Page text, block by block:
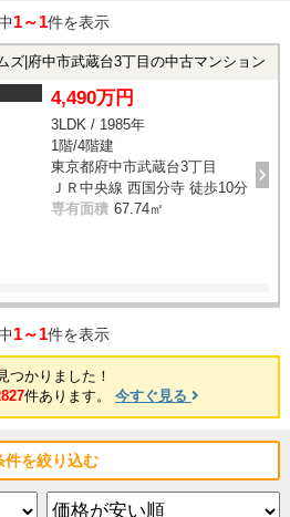
1～1件を表示
ズ|府中市武蔵台3丁目の中古マンション
4,490万円
3LDK / 1985年
1階/4階建
東京都府中市武蔵台3丁目
ＪＲ中央線 西国分寺 徒歩10分
専有面積 67.74㎡
1～1件を表示
つかりました！
件あります。 今すぐ見る
件を絞り込む